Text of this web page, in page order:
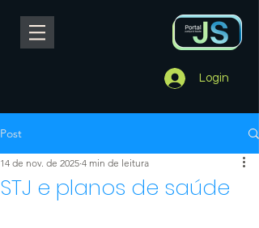
Login
Post
STJ e planos de saúde
14 de nov. de 2025 4 min de leitura